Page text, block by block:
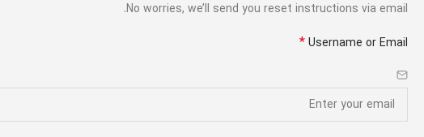
No worries, we’ll send you reset instructions via email.
Username or Email
*